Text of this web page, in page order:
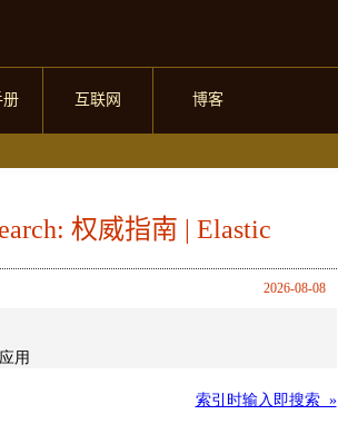
册 互联网 博客
权威指南 | Elastic
2026-08-08
用
索引时输入即搜索 »